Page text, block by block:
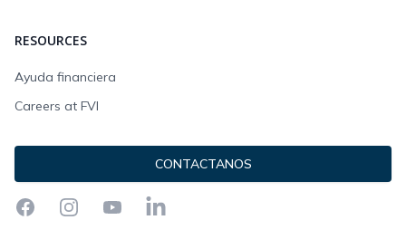
RESOURCES
Ayuda financiera
Careers at FVI
CONTACTANOS
FacebookInstagramYouTubeLinkedIn